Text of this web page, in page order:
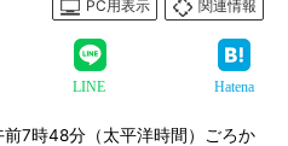
PC用表示
関連情報
LINE Hatena
7時48分（太平洋時間）ごろか